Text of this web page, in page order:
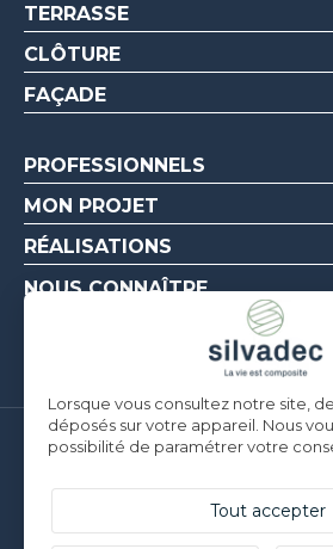
TERRASSE
CLÔTURE
FAÇADE
PROFESSIONNELS
MON PROJET
RÉALISATIONS
NOUS CONNAÎTRE
Silvadec
F-56190 ARZAL |T. +33
Silvadec
Lorsque vous consultez notre site,
déposés sur votre appareil. Nous
possibilité de paramétrer votre
Tout accepter